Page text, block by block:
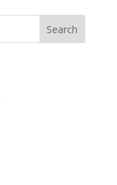
Search